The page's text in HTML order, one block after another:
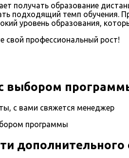
получать образование
подходящий темп обучения.
уровень образования,
свой профессиональный рост!
выбором
с вами свяжется менеджер